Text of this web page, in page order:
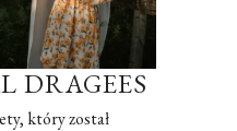
DRAGEES
który został